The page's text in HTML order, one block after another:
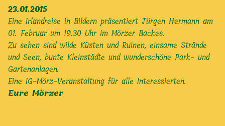
23.01.2015
Eine Irlandreise in Bildern präsentiert Jürgen Hermann am
01. Februar um 19.30 Uhr im Mörzer Backes.
Zu sehen sind wilde Küsten und Ruinen, einsame Strände
und Seen, bunte Kleinstädte und wunderschöne Park- und
Gartenanlagen.
Eine IG-Mörz-Veranstaltung für alle Interessierten.
Eure Mörzer